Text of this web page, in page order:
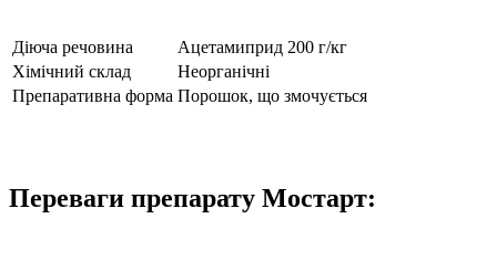
Діюча речовина
Ацетамиприд 200 г/кг
Хімічний склад
Неорганічні
Препаративна форма Порошок, що змочується
Переваги препарату Мостарт: